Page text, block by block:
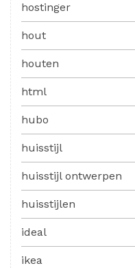
hostinger
hout
houten
html
hubo
huisstijl
huisstijl ontwerpen
huisstijlen
ideal
ikea